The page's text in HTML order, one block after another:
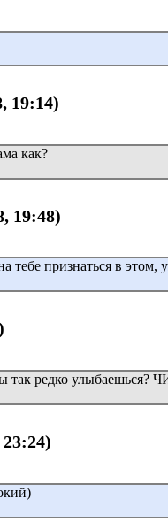
19:14)
как?
19:48)
тебе признаться в этом,
так редко улыбаешься?
23:24)